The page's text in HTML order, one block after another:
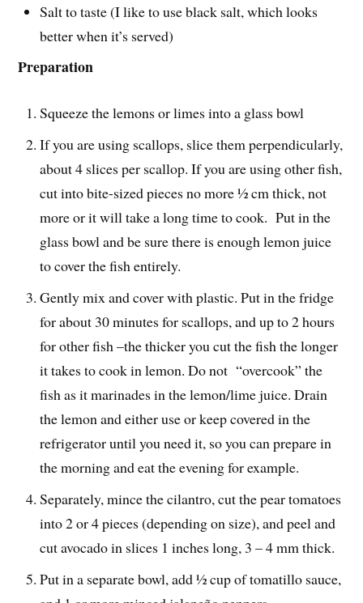
Salt to taste (I like to use black salt, which looks
better when it’s served)
Preparation
Squeeze the lemons or limes into a glass bowl
If you are using scallops, slice them perpendicularly,
about 4 slices per scallop. If you are using other fish,
cut into bite-sized pieces no more ½ cm thick, not
more or it will take a long time to cook. Put in the
glass bowl and be sure there is enough lemon juice
to cover the fish entirely.
Gently mix and cover with plastic. Put in the fridge
for about 30 minutes for scallops, and up to 2 hours
for other fish –the thicker you cut the fish the longer
it takes to cook in lemon. Do not “overcook” the
fish as it marinades in the lemon/lime juice. Drain
the lemon and either use or keep covered in the
refrigerator until you need it, so you can prepare in
the morning and eat the evening for example.
Separately, mince the cilantro, cut the pear tomatoes
into 2 or 4 pieces (depending on size), and peel and
cut avocado in slices 1 inches long, 3 – 4 mm thick.
Put in a separate bowl, add ½ cup of tomatillo sauce,